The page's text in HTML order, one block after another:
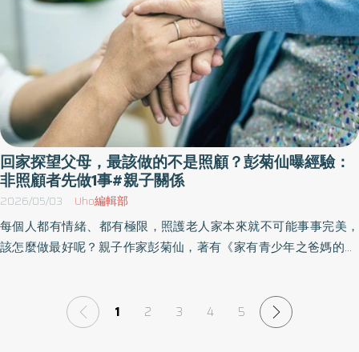
回家探望父母，最該做的不是照顧？彭菊仙曝經驗：
非照顧者先做1事#親子關係
2026/05/03 Uho編輯部
每個人都有情緒、都有極限，照護老人家本來就不可能事事完美，
該怎麼做最好呢？親子作家彭菊仙，著有《家有青少年之爸媽的33
智母親告別的10年，寫下幫母親換尿布時那份全然的信任，也寫下
母親從強悍少女退化回嬰兒的脆弱。以下為原書摘文：
1 2 3 4 5